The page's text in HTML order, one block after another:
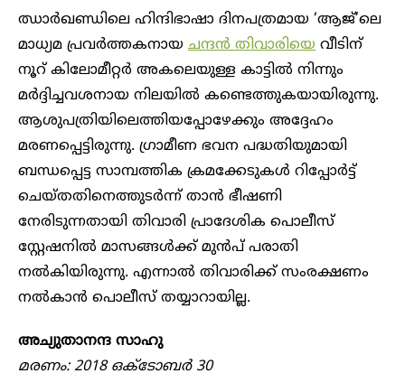
ഝാർഖണ്ഡിലെ ഹിന്ദിഭാഷാ ദിനപത്രമായ ‘ആജ്’ലെ
മാധ്യമ പ്രവർത്തകനായ ചന്ദൻ തിവാരിയെ വീടിന്
നൂറ് കിലോമീറ്റർ അകലെയുള്ള കാട്ടിൽ നിന്നും
മർ‌ദ്ദിച്ചവശനായ നിലയിൽ കണ്ടെത്തുകയായിരുന്നു.
ആശുപത്രിയിലെത്തിയപ്പോഴേക്കും അദ്ദേഹം
മരണപ്പെട്ടിരുന്നു. ഗ്രാമീണ ഭവന പദ്ധതിയുമായി
ബന്ധപ്പെട്ട സാമ്പത്തിക ക്രമക്കേടുകൾ റിപ്പോർട്ട്
ചെയ്തതിനെത്തുടർന്ന് താൻ ഭീഷണി
നേരിടുന്നതായി തിവാരി പ്രാദേശിക പൊലീസ്
സ്റ്റേഷനിൽ മാസങ്ങൾക്ക് മുൻപ് പരാതി
നൽകിയിരുന്നു. എന്നാൽ തിവാരിക്ക് സംരക്ഷണം
നൽകാൻ പൊലീസ് തയ്യാറായില്ല.
അച്യുതാനന്ദ സാഹു
മരണം: 2018 ഒക്ടോബർ 30